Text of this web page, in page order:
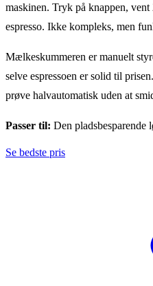
maskinen. Tryk på knappen,
espresso. Ikke kompleks, men
Mælkeskummeren er manuelt
selve espressoen er solid til
prøve halvautomatisk uden at
Passer til: Den pladsbesparende
Se bedste pris